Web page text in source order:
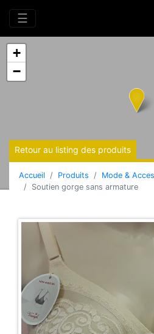
☰
+
−
Retour au listing des produits
Accueil Produits Mode &
Soutien gorge sans armature